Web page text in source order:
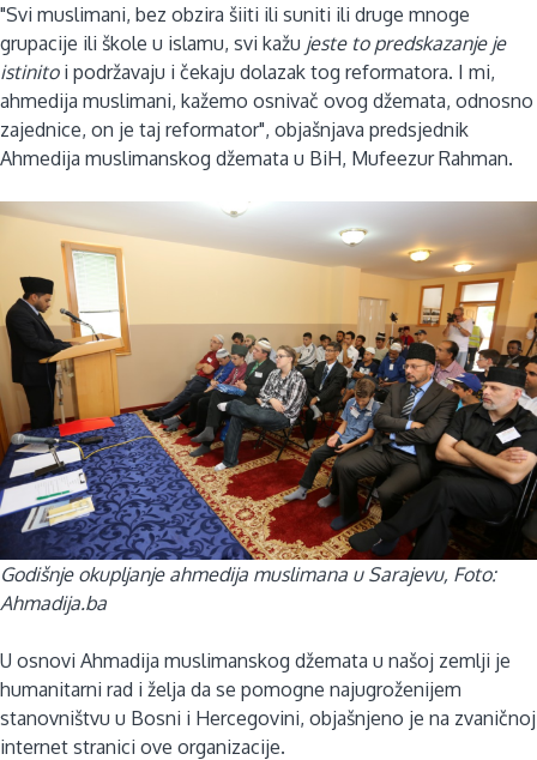
"Svi muslimani, bez obzira šiiti ili suniti ili druge mnoge
grupacije ili škole u islamu, svi kažu jeste to predskazanje je
istinitoi podržavaju i čekaju dolazak tog reformatora. I mi,
ahmedija muslimani, kažemo osnivač ovog džemata, odnosno
zajednice, on je taj reformator", objašnjava predsjednik
Ahmedija muslimanskog džemata u BiH, Mufeezur Rahman.
Godišnje okupljanje ahmedija muslimana u Sarajevu, Foto:
Ahmadija.ba
U osnovi Ahmadija muslimanskog džemata u našoj zemlji je
humanitarni rad i želja da se pomogne najugroženijem
stanovništvu u Bosni i Hercegovini, objašnjeno je na zvaničnoj
internet stranici ove organizacije.